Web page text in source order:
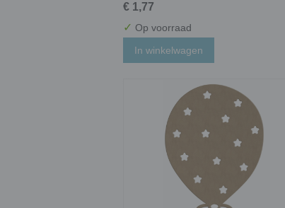
€ 1,77
✓ Op voorraad
In winkelwagen